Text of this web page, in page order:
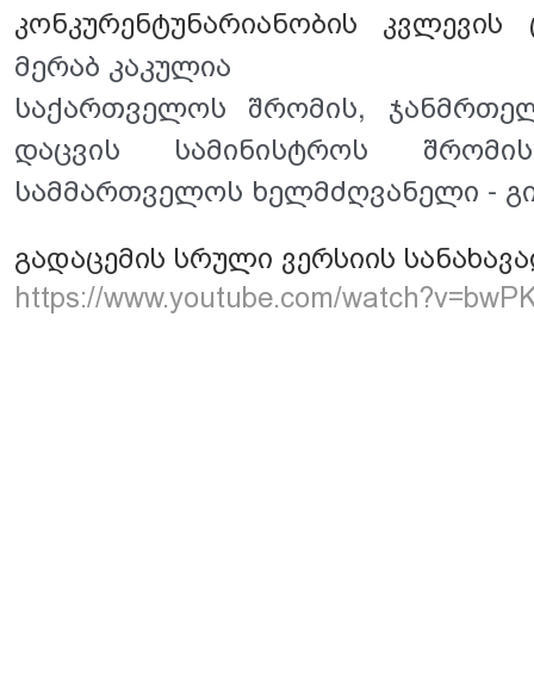
კონკურენტუნარიანობის
მერაბ კაკულია
საქართველოს შრომის,
დაცვის სამინისტროს
სამმართველოს ხელმძღვანელი -
გადაცემის სრული ვერსიის
https://www.youtube.com/